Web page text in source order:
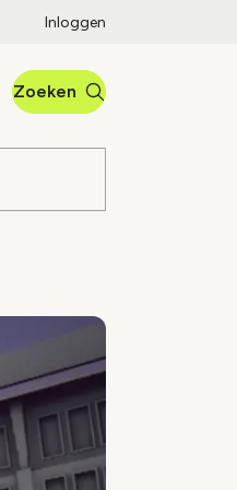
Inloggen
Zoeken